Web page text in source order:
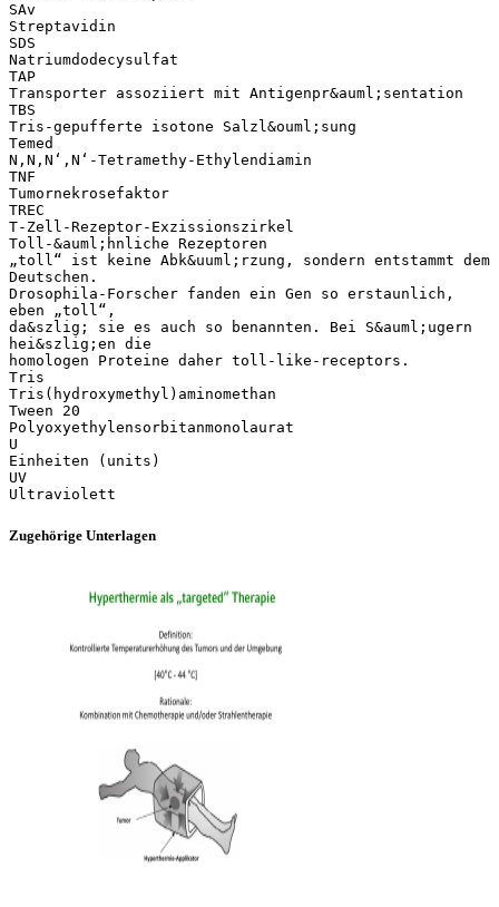
SAv
Streptavidin
SDS
Natriumdodecysulfat
TAP
Transporter assoziiert mit Antigenpr&auml;sentation
TBS
Tris-gepufferte isotone Salzl&ouml;sung
Temed
N,N,N‘,N‘-Tetramethy-Ethylendiamin
TNF
Tumornekrosefaktor
TREC
T-Zell-Rezeptor-Exzissionszirkel
Toll-&auml;hnliche Rezeptoren
„toll“ ist keine Abk&uuml;rzung, sondern entstammt dem
Deutschen.
Drosophila-Forscher fanden ein Gen so erstaunlich,
eben „toll“,
da&szlig; sie es auch so benannten. Bei S&auml;ugern
hei&szlig;en die
homologen Proteine daher toll-like-receptors.
Tris
Tris(hydroxymethyl)aminomethan
Tween 20
Polyoxyethylensorbitanmonolaurat
U
Einheiten (units)
UV
Zugehörige Unterlagen